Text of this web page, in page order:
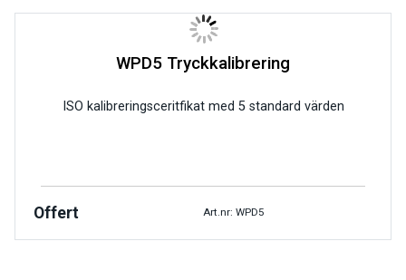
WPD5 Tryckkalibrering
ISO kalibreringsceritfikat med 5 standard värden
Offert Art.nr: WPD5